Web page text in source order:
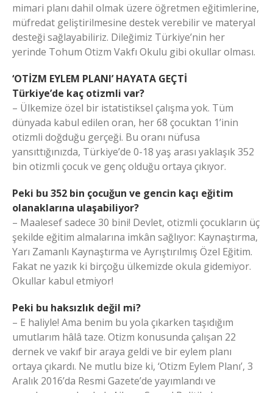
mimari planı dahil olmak üzere öğretmen eğitimlerine,
müfredat geliştirilmesine destek verebilir ve materyal
desteği sağlayabiliriz. Dileğimiz Türkiye’nin her
yerinde Tohum Otizm Vakfı Okulu gibi okullar olması.
‘OTİZM EYLEM PLANI’ HAYATA GEÇTİ
Türkiye’de kaç otizmli var?
– Ülkemize özel bir istatistiksel çalışma yok. Tüm
dünyada kabul edilen oran, her 68 çocuktan 1’inin
otizmli doğduğu gerçeği. Bu oranı nüfusa
yansıttığınızda, Türkiye’de 0-18 yaş arası yaklaşık 352
bin otizmli çocuk ve genç olduğu ortaya çıkıyor.
Peki bu 352 bin çocuğun ve gencin kaçı eğitim
olanaklarına ulaşabiliyor?
– Maalesef sadece 30 bini! Devlet, otizmli çocukların üç
şekilde eğitim almalarına imkân sağlıyor: Kaynaştırma,
Yarı Zamanlı Kaynaştırma ve Ayrıştırılmış Özel Eğitim.
Fakat ne yazık ki birçoğu ülkemizde okula gidemiyor.
Okullar kabul etmiyor!
Peki bu haksızlık değil mi?
– E haliyle! Ama benim bu yola çıkarken taşıdığım
umutlarım hâlâ taze. Otizm konusunda çalışan 22
dernek ve vakıf bir araya geldi ve bir eylem planı
ortaya çıkardı. Ne mutlu bize ki, ‘Otizm Eylem Planı’, 3
Aralık 2016’da Resmi Gazete’de yayımlandı ve